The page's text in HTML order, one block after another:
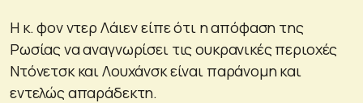
Η κ. φον ντερ Λάιεν είπε ότι η απόφαση της
Ρωσίας να αναγνωρίσει τις ουκρανικές περιοχές
Ντόνετσκ και Λουχάνσκ είναι παράνομη και
εντελώς απαράδεκτη.